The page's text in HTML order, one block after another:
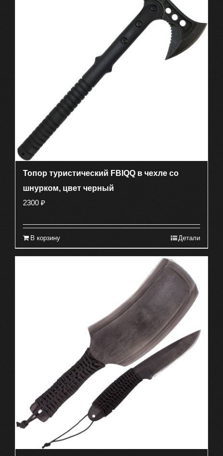
Топор туристический FBIQQ в чехле со
шнурком, цвет черный
2300 ₽
В корзину Детали